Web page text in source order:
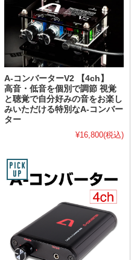
A-コンバーターV2 【4ch】
高音・低音を個別で調節 視覚
と聴覚で自分好みの音をお楽し
みいただける特別なA-コンバー
ター
¥16,800(税込)